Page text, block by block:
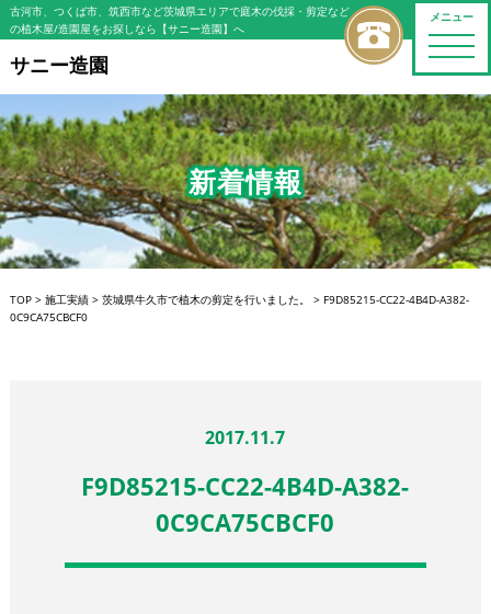
メニュー
toggle
古河市、つくば市、筑西市など茨城県エリアで庭木の伐採・剪定など
の植木屋/造園屋をお探しなら【サニー造園】へ
サニー造園
新着情報
TOP> 施工実績> 茨城県牛久市で植木の剪定を行いました。 > F9D85215-CC22-4B4D-A382-
0C9CA75CBCF0
2017.11.7
F9D85215-CC22-4B4D-A382-
0C9CA75CBCF0